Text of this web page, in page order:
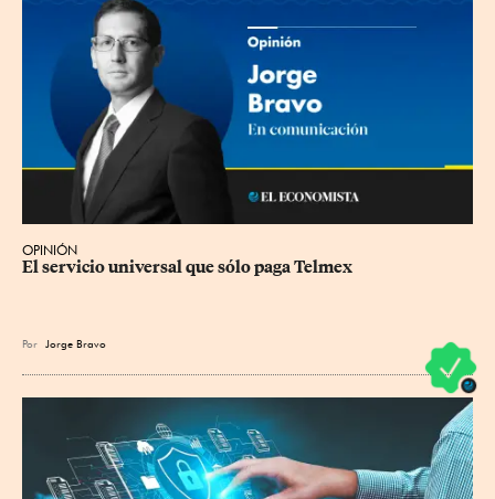
OPINIÓN
El servicio universal que sólo paga Telmex
Por Jorge Bravo